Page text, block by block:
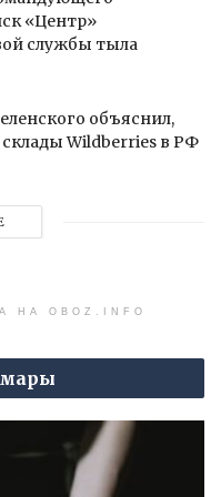
«Центр»
службы тыла
объяснил,
Wildberries в РФ
НА OBOZ.INFO